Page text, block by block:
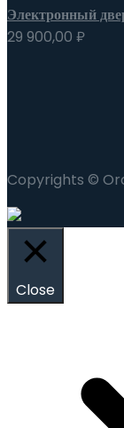
Электронный
29 900,00 ₽
Copyrights ©
Close